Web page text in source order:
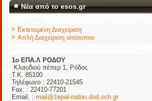
Νέα από το esos.gr
Εκτεταμένη Διαχείριση
Απλή Διαχείριση ιστότοπου
1o ΕΠΑ.Λ ΡΟΔΟΥ
Κλαυδιού πέπερ 1, Ρόδος
Τ.Κ. 85100
Τηλέφωνο : 22410-21545
Fax. : 22410-77201
Email. :mail@1epal-rodou.dod.sch.gr